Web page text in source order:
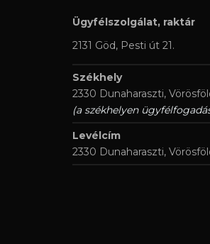
Ügyfélszolgálat, raktár
2131 Göd, Pesti út 21.
Székhely
2330 Dunaharaszti,
(a székhelyen
Levélcím
2330 Dunaharaszti,